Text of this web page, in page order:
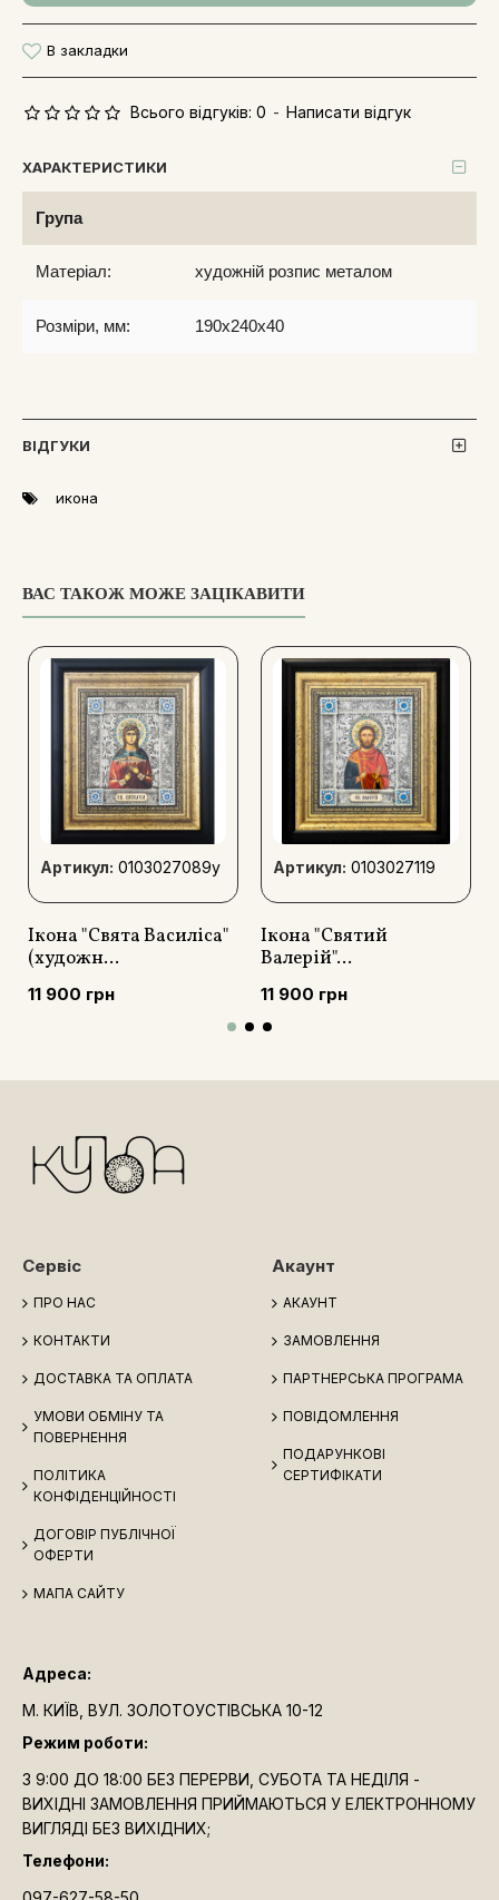
Всього відгуків: 0 - Написати відгук
В закладки
ХАРАКТЕРИСТИКИ
Група
Матеріал: художній розпис металом
Розміри, мм: 190x240x40
ВІДГУКИ
икона
ВАС ТАКОЖ МОЖЕ ЗАЦІКАВИТИ
Артикул: 0103027089y
Ікона "Свята Василіса"
(художн...
11 900 грн
Артикул: 0103027119
Ікона "Святий
Валерій"...
11 900 грн
Сервіс
ПРО НАС
КОНТАКТИ
ДОСТАВКА ТА ОПЛАТА
УМОВИ ОБМІНУ ТА
ПОВЕРНЕННЯ
ПОЛІТИКА
КОНФІДЕНЦІЙНОСТІ
ДОГОВІР ПУБЛІЧНОЇ
ОФЕРТИ
МАПА САЙТУ
Акаунт
АКАУНТ
ЗАМОВЛЕННЯ
ПАРТНЕРСЬКА ПРОГРАМА
ПОВІДОМЛЕННЯ
ПОДАРУНКОВІ
СЕРТИФІКАТИ
Адреса:
М. КИЇВ, ВУЛ. ЗОЛОТОУСТІВСЬКА 10-12
Режим роботи:
З 9:00 ДО 18:00 БЕЗ ПЕРЕРВИ, СУБОТА ТА НЕДІЛЯ -
ВИХІДНІ ЗАМОВЛЕННЯ ПРИЙМАЮТЬСЯ У ЕЛЕКТРОННОМУ
ВИГЛЯДІ БЕЗ ВИХІДНИХ;
Телефони: